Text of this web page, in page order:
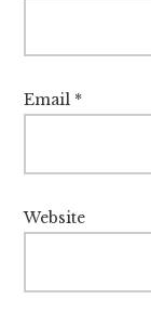
Email *
Website